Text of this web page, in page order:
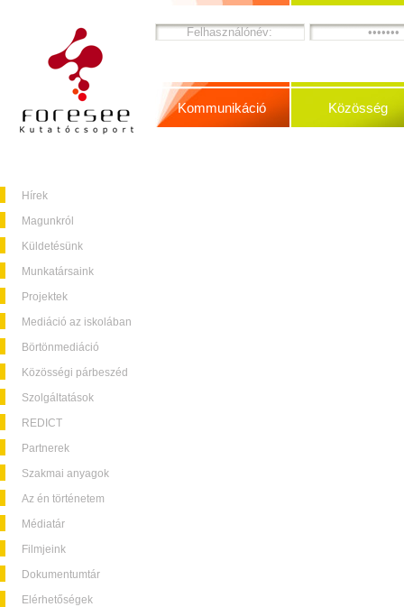
Hírek
Magunkról
Küldetésünk
Munkatársaink
Projektek
Mediáció az iskolában
Börtönmediáció
Közösségi párbeszéd
Szolgáltatások
REDICT
Partnerek
Szakmai anyagok
Az én történetem
Médiatár
Filmjeink
Dokumentumtár
Elérhetőségek
Kommunikáció Közösség